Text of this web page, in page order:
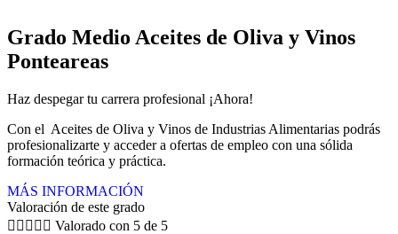
Grado Medio Aceites de Oliva y Vinos
Ponteareas
Haz despegar tu carrera profesional ¡Ahora!
Con el Aceites de Oliva y Vinos de Industrias Alimentarias podrás
profesionalizarte y acceder a ofertas de empleo con una sólida
formación teórica y práctica.
MÁS INFORMACIÓN
Valoración de este grado
     Valorado con 5 de 5